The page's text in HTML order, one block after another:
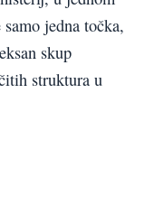
jedna točka,
skup
struktura u